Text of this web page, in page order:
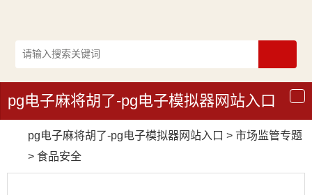
导
航
pg电子麻将胡了-pg电子模拟器网站入口
pg电子麻将胡了-pg电子模拟器网站入口 > 市场监管专题
> 食品安全